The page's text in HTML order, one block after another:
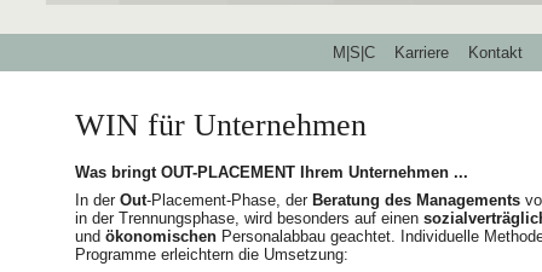
überspringen
M|S|C Karriere Kontakt
WIN für Unternehmen
Was bringt OUT-PLACEMENT Ihrem Unternehmen ...
In der Out-Placement-Phase, der Beratung des Managements
in der Trennungsphase, wird besonders auf einen
und ökonomischen Personalabbau geachtet. Individuelle
Programme erleichtern die Umsetzung: